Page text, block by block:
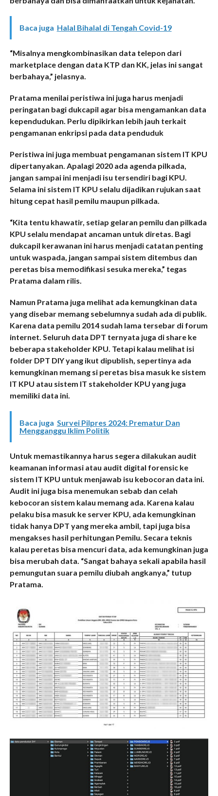
Baca juga Halal Bihalal di Tengah Covid-19
“Misalnya mengkombinasikan data telepon dari
marketplace dengan data KTP dan KK, jelas ini sangat
berbahaya,” jelasnya.
Pratama menilai peristiwa ini juga harus menjadi
peringatan bagi dukcapil agar bisa mengamankan data
kependudukan. Perlu dipikirkan lebih jauh terkait
pengamanan enkripsi pada data penduduk
Peristiwa ini juga membuat pengamanan sistem IT KPU
dipertanyakan. Apalagi 2020 ada agenda pilkada,
jangan sampai ini menjadi isu tersendiri bagi KPU.
Selama ini sistem IT KPU selalu dijadikan rujukan saat
hitung cepat hasil pemilu maupun pilkada.
“Kita tentu khawatir, setiap gelaran pemilu dan pilkada
KPU selalu mendapat ancaman untuk diretas. Bagi
dukcapil kerawanan ini harus menjadi catatan penting
untuk waspada, jangan sampai sistem ditembus dan
peretas bisa memodifikasi sesuka mereka,” tegas
Pratama dalam rilis.
Namun Pratama juga melihat ada kemungkinan data
yang disebar memang sebelumnya sudah ada di publik.
Karena data pemilu 2014 sudah lama tersebar di forum
internet. Seluruh data DPT ternyata juga di share ke
beberapa stakeholder KPU. Tetapi kalau melihat isi
folder DPT DIY yang ikut dipublish, sepertinya ada
kemungkinan memang si peretas bisa masuk ke sistem
IT KPU atau sistem IT stakeholder KPU yang juga
memiliki data ini.
Baca juga Survei Pilpres 2024: Prematur Dan
Mengganggu Iklim Politik
Untuk memastikannya harus segera dilakukan audit
keamanan informasi atau audit digital forensic ke
sistem IT KPU untuk menjawab isu kebocoran data ini.
Audit ini juga bisa menemukan sebab dan celah
kebocoran sistem kalau memang ada. Karena kalau
pelaku bisa masuk ke server KPU, ada kemungkinan
tidak hanya DPT yang mereka ambil, tapi juga bisa
mengakses hasil perhitungan Pemilu. Secara teknis
kalau peretas bisa mencuri data, ada kemungkinan juga
bisa merubah data. “Sangat bahaya sekali apabila hasil
pemungutan suara pemilu diubah angkanya,” tutup
Pratama.